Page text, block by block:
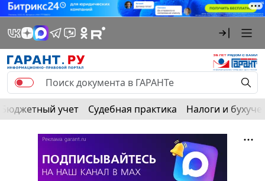
Бюджетный учет Судебная практика Налоги и